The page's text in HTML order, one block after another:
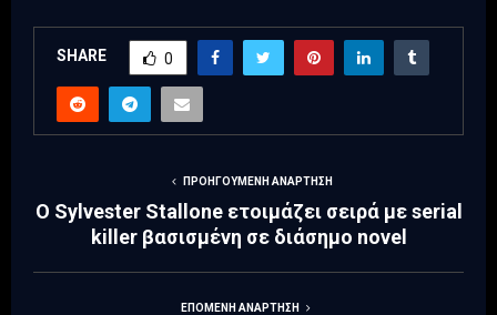
SHARE 0
ΠΡΟΗΓΟΎΜΕΝΗ ΑΝΆΡΤΗΣΗ
Ο Sylvester Stallone ετοιμάζει σειρά με serial
killer βασισμένη σε διάσημο novel
ΕΠΌΜΕΝΗ ΑΝΆΡΤΗΣΗ